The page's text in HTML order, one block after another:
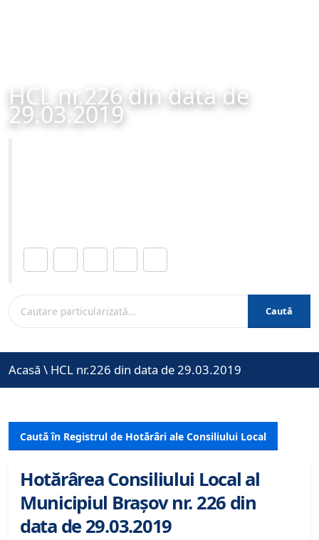
HCL nr.226 din data de
29.03.2019
Caută
Acasă \ HCL nr.226 din data de 29.03.2019
Caută în Registrul de Hotărâri ale Consiliului Local
Hotărârea Consiliului Local al
Municipiul Brașov nr. 226 din
data de 29.03.2019